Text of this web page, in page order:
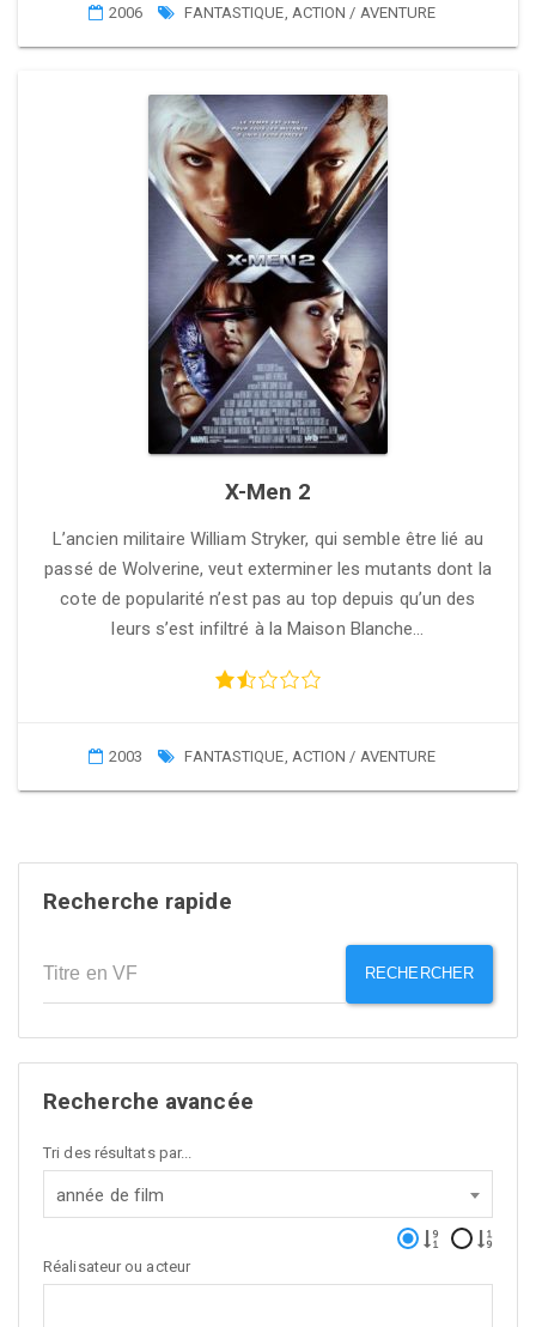
2006 FANTASTIQUE, ACTION / AVENTURE
X-Men 2
L’ancien militaire William Stryker, qui semble être lié au
passé de Wolverine, veut exterminer les mutants dont la
cote de popularité n’est pas au top depuis qu’un des
leurs s’est infiltré à la Maison Blanche…
2003 FANTASTIQUE, ACTION / AVENTURE
Recherche rapide
RECHERCHER
Recherche avancée
Tri des résultats par...
année de film
Réalisateur ou acteur